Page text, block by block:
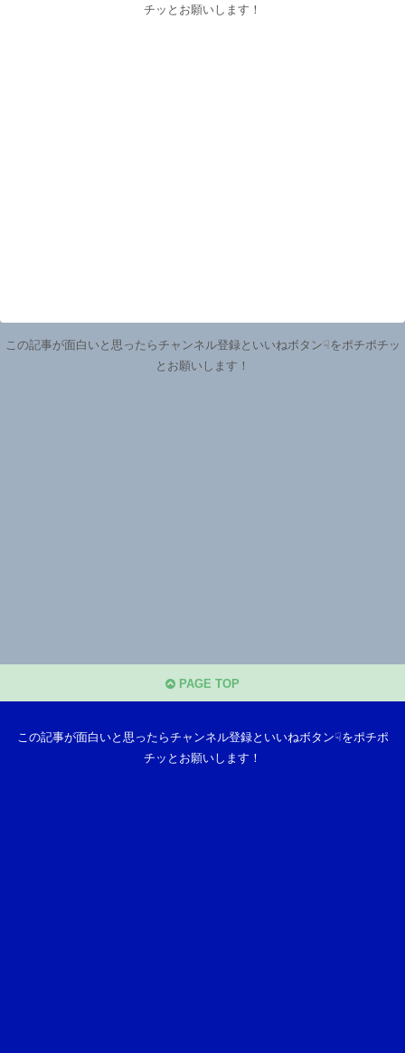
チッとお願いします！
この記事が面白いと思ったらチャンネル登録といいねボタン☟をポチポチッ
とお願いします！
PAGE TOP
この記事が面白いと思ったらチャンネル登録といいねボタン☟をポチポ
チッとお願いします！